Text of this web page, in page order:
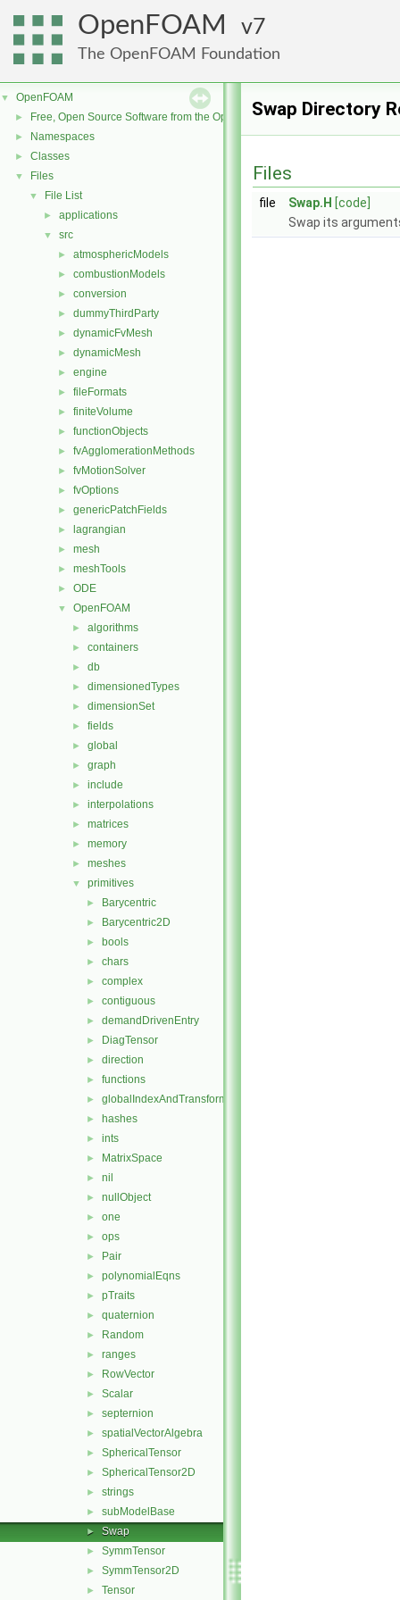
OpenFOAM 7
The OpenFOAM Foundation
▼ OpenFOAM
► Free, Open Source Software from the OpenFOAM Foundation
► Namespaces
► Classes
▼ Files
▼ File List
► applications
▼ src
► atmosphericModels
► combustionModels
► conversion
► dummyThirdParty
► dynamicFvMesh
► dynamicMesh
► engine
► fileFormats
► finiteVolume
► functionObjects
► fvAgglomerationMethods
► fvMotionSolver
► fvOptions
► genericPatchFields
► lagrangian
► mesh
► meshTools
► ODE
▼ OpenFOAM
► algorithms
► containers
► db
► dimensionedTypes
► dimensionSet
► fields
► global
► graph
► include
► interpolations
► matrices
► memory
► meshes
▼ primitives
► Barycentric
► Barycentric2D
► bools
► chars
► complex
► contiguous
► demandDrivenEntry
► DiagTensor
► direction
► functions
► globalIndexAndTransform
► hashes
► ints
► MatrixSpace
► nil
► nullObject
► one
► ops
► Pair
► polynomialEqns
► pTraits
► quaternion
► Random
► ranges
► RowVector
► Scalar
► septernion
► spatialVectorAlgebra
► SphericalTensor
► SphericalTensor2D
► strings
► subModelBase
► Swap
► SymmTensor
► SymmTensor2D
► Tensor
Swap Directory
Files
file Swap.H [code]
Swap its